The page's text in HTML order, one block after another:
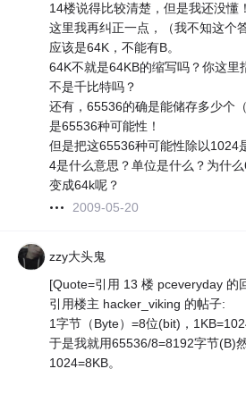
14楼说得比较清楚，但是我还没懂
这里我再纠正一点，（我不知这个
应该是64K，不能有B。
64K不就是64KB的缩写吗？你这里
不是千比特吗？
还有，65536的确是能储存多少个
是65536种可能性！
但是把这65536种可能性除以1024
4是什么意思？单位是什么？为什
变成64k呢？
2009-05-20
zzy大头鬼
[Quote=引用 13 楼 pceveryday 的
引用楼主 hacker_viking 的帖子:
1字节（Byte）=8位(bit)，
于是我就用65536/8=8192字节(B)
1024=8KB。